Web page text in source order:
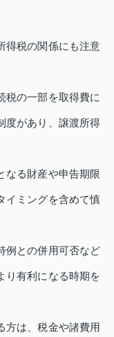
得税の関係にも注意
税の一部を取得費に
度があり、譲渡所得
なる財産や申告期限
イミングを含めて慎
例との併用可否など
り有利になる時期を
方は、税金や諸費用